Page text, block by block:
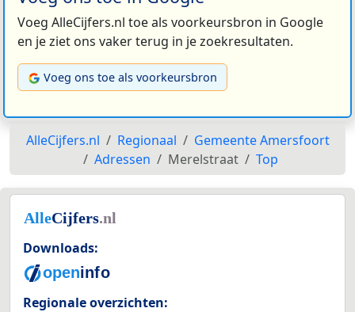
Voeg AlleCijfers.nl toe als voorkeursbron in Google
en je ziet ons vaker terug in je zoekresultaten.
Voeg ons toe als voorkeursbron
AlleCijfers.nl Regionaal
Gemeente Amersfoort
Adressen
Merelstraat Top
Downloads:
Regionale overzichten: